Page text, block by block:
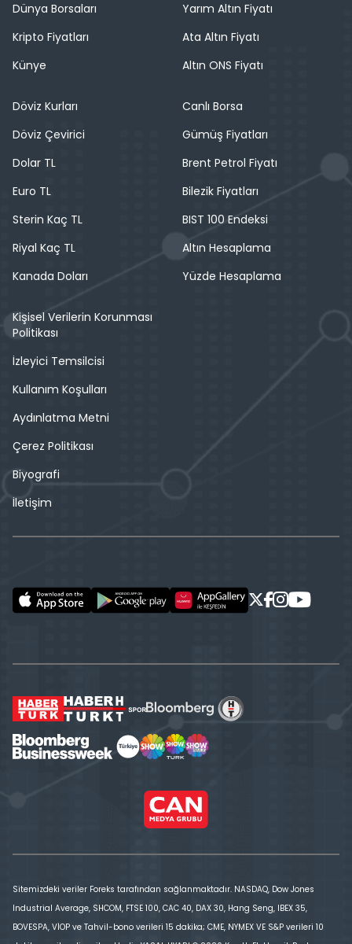
Dünya Borsaları
Kripto Fiyatları
Künye
Yarım Altın Fiyatı
Ata Altın Fiyatı
Altın ONS Fiyatı
Döviz Kurları
Döviz Çevirici
Dolar TL
Euro TL
Sterin Kaç TL
Riyal Kaç TL
Kanada Doları
Canlı Borsa
Gümüş Fiyatları
Brent Petrol Fiyatı
Bilezik Fiyatları
BIST 100 Endeksi
Altın Hesaplama
Yüzde Hesaplama
Kişisel Verilerin Korunması
Politikası
İzleyici Temsilcisi
Kullanım Koşulları
Aydınlatma Metni
Çerez Politikası
Biyografi
İletişim
Sitemizdeki veriler Foreks tarafından sağlanmaktadır. NASDAQ, Dow Jones
Industrial Average, SHCOM, FTSE 100, CAC 40, DAX 30, Hang Seng, IBEX 35,
BOVESPA, VİOP ve Tahvil-bono verileri 15 dakika; CME, NYMEX VE S&P verileri 10